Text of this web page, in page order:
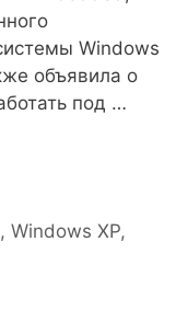
Windows
объявила о
под …
,Windows XP,